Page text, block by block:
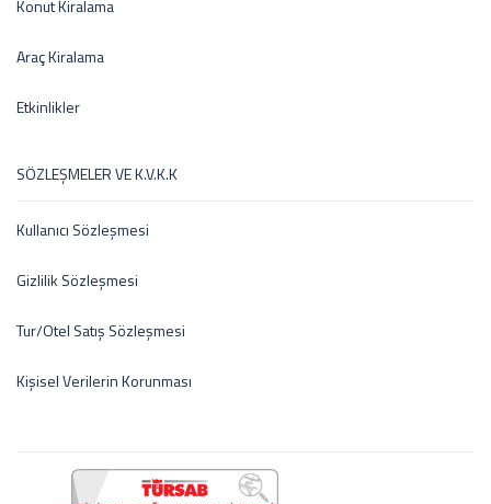
Konut Kiralama
Araç Kiralama
Etkinlikler
SÖZLEŞMELER VE K.V.K.K
Kullanıcı Sözleşmesi
Gizlilik Sözleşmesi
Tur/Otel Satış Sözleşmesi
Kişisel Verilerin Korunması